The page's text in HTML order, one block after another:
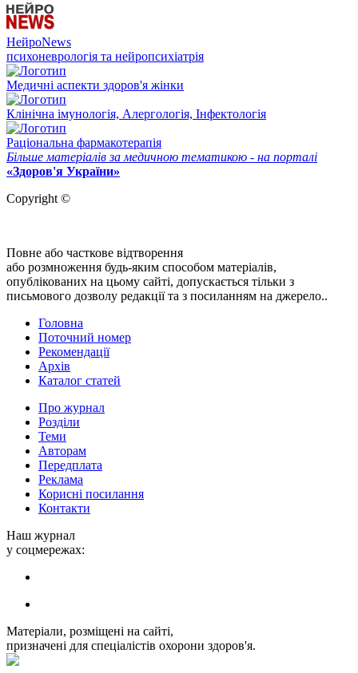
НейроNews
психоневрологія та нейропсихіатрія
Медичні аспекти здоров'я жінки
Клінічна імунологія, Алергологія, Інфектологія
Раціональна фармакотерапія
Більше матеріалів за медичною тематикою - на порталі
«Здоров'я України»
Copyright ©
Повне або часткове відтворення
або розмноження будь-яким способом матеріалів,
опублікованих на цьому сайті, допускається тільки з
письмового дозволу редакції та з посиланням на джерело..
Головна
Поточний номер
Рекомендації
Архів
Каталог статей
Про журнал
Розділи
Теми
Авторам
Передплата
Реклама
Корисні посилання
Контакти
Наш журнал
у соцмережах:
Матеріали, розміщені на сайті,
призначені для спеціалістів охорони здоров'я.